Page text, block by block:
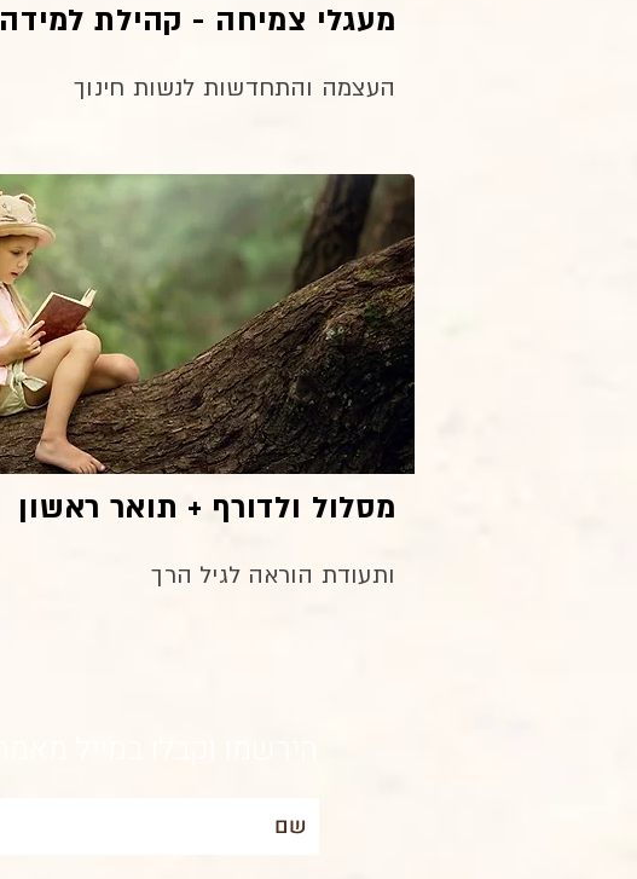
מעגלי צמיחה - קהילת למידה
העצמה והתחדשות לנשות חינוך
מסלול ולדורף + תואר ראשון
ותעודת הוראה לגיל הרך